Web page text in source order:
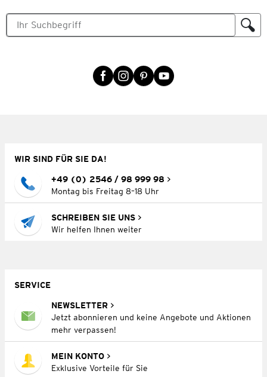
WIR SIND FÜR SIE DA!
+49 (0) 2546 / 98 999 98
Montag bis Freitag 8–18 Uhr
SCHREIBEN SIE UNS
Wir helfen Ihnen weiter
SERVICE
NEWSLETTER
Jetzt abonnieren und keine Angebote und Aktionen
mehr verpassen!
MEIN KONTO
Exklusive Vorteile für Sie